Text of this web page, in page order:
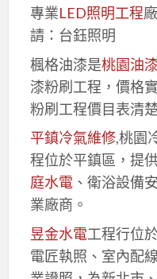
專業LED照明工程
請：台鈺照明
楓格油漆是桃園油
漆粉刷工程，價格
粉刷工程價目表清
平鎮冷氣維修,桃園
程位於平鎮區，提
庭水電、衛浴設備
業廠商。
昱金水電工程行位
電匠執照、室內配